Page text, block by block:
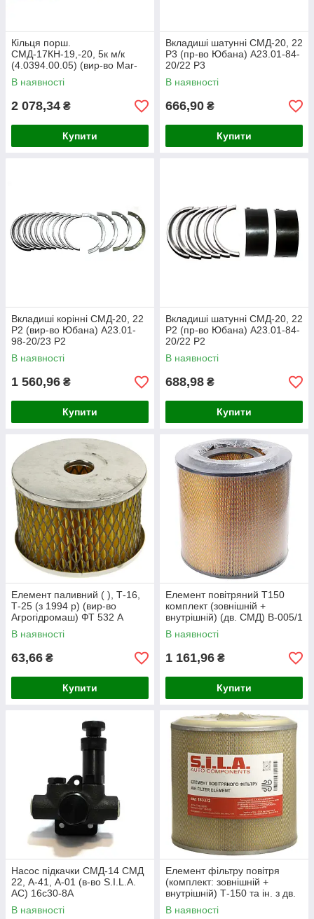
Кільця порш.
СМД-17КН-19,-20, 5к м/к
(4.0394.00.05) (вир-во Mar-
Mot) СТ-20-03-с6-КЧ
В наявності
2 078,34 ₴
Купити
Вкладиші шатунні СМД-20, 22
Р3 (пр-во Юбана) А23.01-84-
20/22 Р3
В наявності
666,90 ₴
Купити
Вкладиші корінні СМД-20, 22
Р2 (вир-во Юбана) А23.01-
98-20/23 Р2
В наявності
1 560,96 ₴
Купити
Вкладиші шатунні СМД-20, 22
Р2 (пр-во Юбана) А23.01-84-
20/22 Р2
В наявності
688,98 ₴
Купити
Елемент паливний ( ), Т-16,
Т-25 (з 1994 р) (вир-во
Агрогідромаш) ФТ 532 А
В наявності
63,66 ₴
Купити
Елемент повітряний Т150
комплект (зовнішній +
внутрішній) (дв. СМД) В-005/1
+ В-005 Т150-1109560
(ФВ-150-Т150)
В наявності
1 161,96 ₴
Купити
Насос підкачки СМД-14 СМД
22, А-41, А-01 (в-во S.I.L.A.
AC) 16с30-8А
В наявності
Елемент фільтру повітря
(комплект: зовнішній +
внутрішній) Т-150 та ін. з дв.
СМД (в-во S.I Т150-1109560
В-005
В наявності